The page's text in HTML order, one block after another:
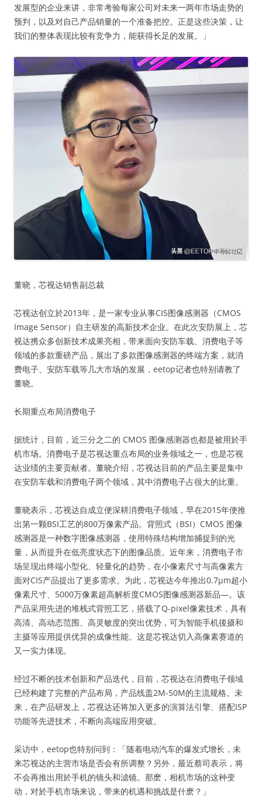
发展型的企业来讲，非常考验每家公司对未来一两年市场走势的
预判，以及对自己产品销量的一个准备把控。正是这些决策，让
我们的整体表现比较有竞争力，能获得长足的发展。」
董晓，芯视达销售副总裁
芯视达创立於2013年，是一家专业从事CIS图像感测器（CMOS
Image Sensor）自主研发的高新技术企业。在此次安防展上，芯
视达携众多创新技术成果亮相，带来面向安防车载、消费电子等
领域的多款重磅产品，展出了多款图像感测器的终端方案，就消
费电子、安防车载等几大市场的发展，eetop记者也特别请教了
董晓。
长期重点布局消费电子
据统计，目前，近三分之二的 CMOS 图像感测器也都是被用於手
机市场。消费电子是芯视达重点布局的业务领域之一，也是芯视
达业绩的主要贡献者。董晓介绍，芯视达目前的产品主要是集中
在安防车载和消费电子两个领域，其中消费电子占很大的比重。
董晓表示，芯视达自成立便深耕消费电子领域，早在2015年便推
出第一颗BSI工艺的800万像素产品。背照式（BSI）CMOS 图像
感测器是一种数字图像感测器，使用特殊结构增加捕捉到的光
量，从而提升在低亮度状态下的图像品质。近年来，消费电子市
场呈现出终端小型化、轻量化的趋势，在小像素尺寸与高像素方
面对CIS产品提出了更多需求。为此，芯视达今年推出0.7μm超小
像素尺寸、5000万像素超高解析度CMOS图像感测器新品—。该
产品采用先进的堆栈式背照工艺，搭载了Q-pixel像素技术，具有
高清、高动态范围、高灵敏度的突出优势，可为智能手机後摄和
主摄等应用提供优异的成像性能。这是芯视达切入高像素赛道的
又一实力体现。
经过不断的技术创新和产品迭代，目前，芯视达在消费电子领域
已经构建了完整的产品布局，产品线盖2M-50M的主流规格。未
来，在产品研发上，芯视达还将加入更多的演算法引擎、搭配ISP
功能等先进技术，不断向高端应用突破。
采访中，eetop也特别问到：「随着电动汽车的爆发式增长，未
来芯视达的主营市场是否会有所调整？另外，最近蔡司表示，将
不会再推出用於手机的镜头和滤镜。那麽，相机市场的这种变
动，对於手机市场来说，带来的机遇和挑战是什麽？」